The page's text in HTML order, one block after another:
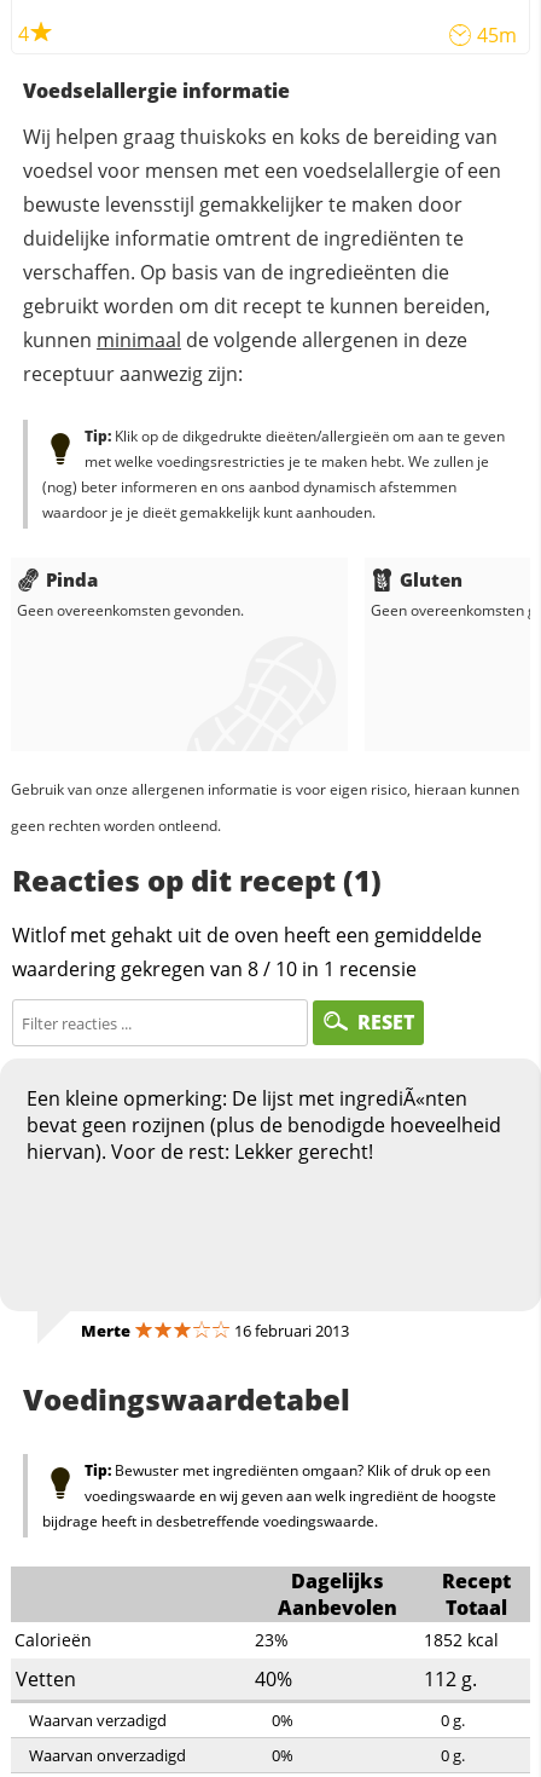
4 45m
Voedselallergie informatie
Wij helpen graag thuiskoks en koks de bereiding van
voedsel voor mensen met een voedselallergie of een
bewuste levensstijl gemakkelijker te maken door
duidelijke informatie omtrent de ingrediënten te
verschaffen. Op basis van de ingredieënten die
gebruikt worden om dit recept te kunnen bereiden,
kunnen minimaal de volgende allergenen in deze
receptuur aanwezig zijn:
Tip:Klik op de dikgedrukte dieëten/allergieën om aan te geven
met welke voedingsrestricties je te maken hebt. We zullen je
(nog) beter informeren en ons aanbod dynamisch afstemmen
waardoor je je dieët gemakkelijk kunt aanhouden.
Pinda
Geen overeenkomsten gevonden.
Gluten
Geen overeenkomsten
Gebruik van onze allergenen informatie is voor eigen risico, hieraan kunnen
geen rechten worden ontleend.
Reacties op dit recept (1)
Witlof met gehakt uit de oven heeft een gemiddelde
waardering gekregen van 8/ 10 in 1 recensie
RESET
Een kleine opmerking: De lijst met ingrediÃ«nten
bevat geen rozijnen (plus de benodigde hoeveelheid
hiervan). Voor de rest: Lekker gerecht!
Merte 16 februari 2013
Voedingswaardetabel
Tip:Bewuster met ingrediënten omgaan? Klik of druk op een
voedingswaarde en wij geven aan welk ingrediënt de hoogste
bijdrage heeft in desbetreffende voedingswaarde.
Dagelijks
Aanbevolen
Recept
Totaal
Calorieën 23% 1852 kcal
Vetten 40% 112 g.
Waarvan verzadigd 0% 0g.
Waarvan onverzadigd
0% 0g.